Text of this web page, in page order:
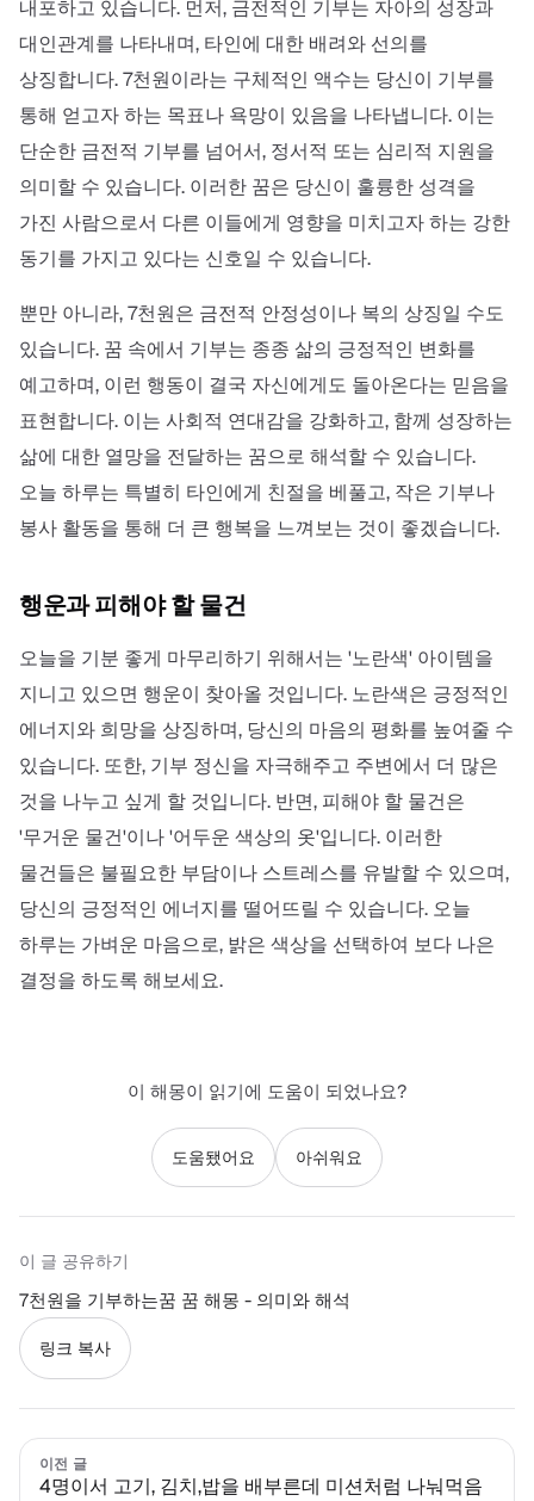
내포하고 있습니다. 먼저, 금전적인 기부는 자아의 성장과
대인관계를 나타내며, 타인에 대한 배려와 선의를
상징합니다. 7천원이라는 구체적인 액수는 당신이 기부를
통해 얻고자 하는 목표나 욕망이 있음을 나타냅니다. 이는
단순한 금전적 기부를 넘어서, 정서적 또는 심리적 지원을
의미할 수 있습니다. 이러한 꿈은 당신이 훌륭한 성격을
가진 사람으로서 다른 이들에게 영향을 미치고자 하는 강한
동기를 가지고 있다는 신호일 수 있습니다.
뿐만 아니라, 7천원은 금전적 안정성이나 복의 상징일 수도
있습니다. 꿈 속에서 기부는 종종 삶의 긍정적인 변화를
예고하며, 이런 행동이 결국 자신에게도 돌아온다는 믿음을
표현합니다. 이는 사회적 연대감을 강화하고, 함께 성장하는
삶에 대한 열망을 전달하는 꿈으로 해석할 수 있습니다.
오늘 하루는 특별히 타인에게 친절을 베풀고, 작은 기부나
봉사 활동을 통해 더 큰 행복을 느껴보는 것이 좋겠습니다.
행운과 피해야 할 물건
오늘을 기분 좋게 마무리하기 위해서는 '노란색' 아이템을
지니고 있으면 행운이 찾아올 것입니다. 노란색은 긍정적인
에너지와 희망을 상징하며, 당신의 마음의 평화를 높여줄 수
있습니다. 또한, 기부 정신을 자극해주고 주변에서 더 많은
것을 나누고 싶게 할 것입니다. 반면, 피해야 할 물건은
'무거운 물건'이나 '어두운 색상의 옷'입니다. 이러한
물건들은 불필요한 부담이나 스트레스를 유발할 수 있으며,
당신의 긍정적인 에너지를 떨어뜨릴 수 있습니다. 오늘
하루는 가벼운 마음으로, 밝은 색상을 선택하여 보다 나은
결정을 하도록 해보세요.
이 해몽이 읽기에 도움이 되었나요?
도움됐어요 아쉬워요
이 글 공유하기
7천원을 기부하는꿈 꿈 해몽 - 의미와 해석
링크 복사
이전 글
4명이서 고기, 김치,밥을 배부른데 미션처럼 나눠먹음